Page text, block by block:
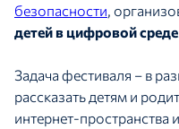
безопасности,
детей в цифровой среде
Задача фестиваля – в
рассказать детям и
интернет-пространства